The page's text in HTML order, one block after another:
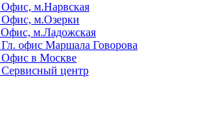
Офис, м.Нарвская
Офис, м.Озерки
Офис, м.Ладожская
Гл. офис Маршала Говорова
Офис в Москве
Сервисный центр